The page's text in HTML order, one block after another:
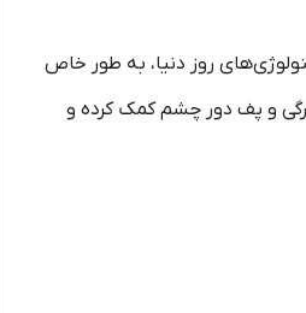
روز دنیا، به طور خاص
و پف دور چشم کمک کرده و